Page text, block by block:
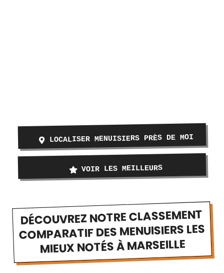
LOCALISER MENUISIERS PRÈS DE MOI
VOIR LES MEILLEURS
DÉCOUVREZ NOTRE CLASSEMENT
COMPARATIF DES MENUISIERS LES
MIEUX NOTÉS À MARSEILLE